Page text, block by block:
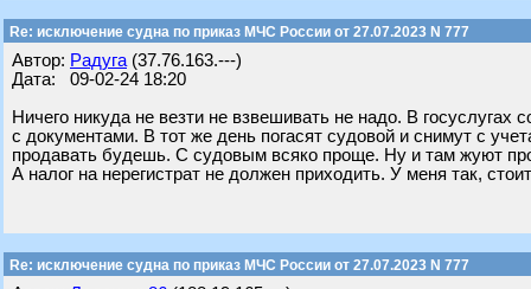
Re: исключение судна по приказ МЧС России от 27.07.2023 N 777
Автор: Радуга (37.76.163.---)
Дата: 09-02-24 18:20
Ничего никуда не везти не взвешивать не надо. В
с документами. В тот же день погасят судовой и снимут с
продавать будешь. С судовым всяко проще. Ну и там жуют
А налог на нерегистрат не должен приходить. У меня так,
Re: исключение судна по приказ МЧС России от 27.07.2023 N 777